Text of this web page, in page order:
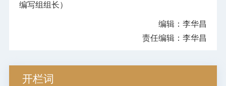
编写组组长）
编辑：李华昌
责任编辑：李华昌
开栏词